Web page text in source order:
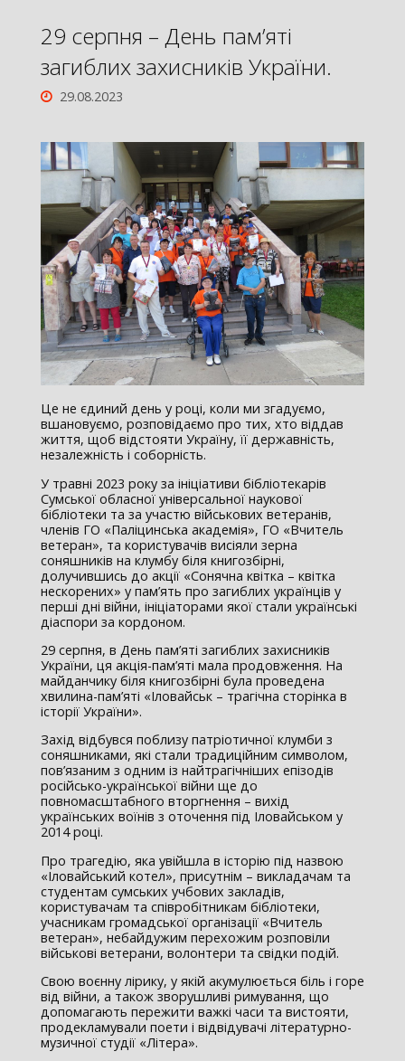
29 серпня – День пам’яті
загиблих захисників України.
29.08.2023
Це не єдиний день у році, коли ми згадуємо,
вшановуємо, розповідаємо про тих, хто віддав
життя, щоб відстояти Україну, її державність,
незалежність і соборність.
У травні 2023 року за ініціативи бібліотекарів
Сумської обласної універсальної наукової
бібліотеки та за участю військових ветеранів,
членів ГО «Паліцинська академія», ГО «Вчитель
ветеран», та користувачів висіяли зерна
соняшників на клумбу біля книгозбірні,
долучившись до акції «Сонячна квітка – квітка
нескорених» у пам’ять про загиблих українців у
перші дні війни, ініціаторами якої стали українські
діаспори за кордоном.
29 серпня, в День пам’яті загиблих захисників
України, ця акція-пам’яті мала продовження. На
майданчику біля книгозбірні була проведена
хвилина-пам’яті «Іловайськ – трагічна сторінка в
історії України».
Захід відбувся поблизу патріотичної клумби з
соняшниками, які стали традиційним символом,
пов’язаним з одним із найтрагічніших епізодів
російсько-української війни ще до
повномасштабного вторгнення – вихід
українських воїнів з оточення під Іловайськом у
2014 році.
Про трагедію, яка увійшла в історію під назвою
«Іловайський котел», присутнім – викладачам та
студентам сумських учбових закладів,
користувачам та співробітникам бібліотеки,
учасникам громадської організації «Вчитель
ветеран», небайдужим перехожим розповіли
військові ветерани, волонтери та свідки подій.
Свою воєнну лірику, у якій акумулюється біль і горе
від війни, а також зворушливі римування, що
допомагають пережити важкі часи та вистояти,
продекламували поети і відвідувачі літературно-
музичної студії «Літера».